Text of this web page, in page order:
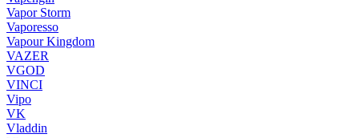
Vapor Storm
Vaporesso
Vapour Kingdom
VAZER
VGOD
VINCI
Vipo
VK
Vladdin